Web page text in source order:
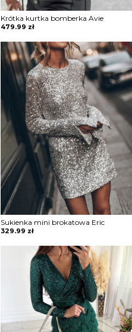
Krótka kurtka bomberka Avie
479.99 zł
Sukienka mini brokatowa Eric
329.99 zł